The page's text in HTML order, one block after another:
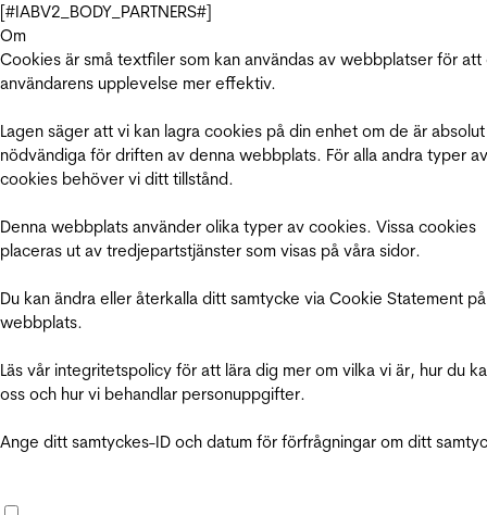
[#IABV2_BODY_PARTNERS#]
Om
Cookies är små textfiler som kan användas av webbplatser för att
användarens upplevelse mer effektiv.
Lagen säger att vi kan lagra cookies på din enhet om de är absolut
nödvändiga för driften av denna webbplats. För alla andra typer av
cookies behöver vi ditt tillstånd.
Denna webbplats använder olika typer av cookies. Vissa cookies
placeras ut av tredjepartstjänster som visas på våra sidor.
Du kan ändra eller återkalla ditt samtycke via Cookie Statement
webbplats.
Läs vår integritetspolicy för att lära dig mer om vilka vi är, hur du
oss och hur vi behandlar personuppgifter.
Ange ditt samtyckes-ID och datum för förfrågningar om ditt